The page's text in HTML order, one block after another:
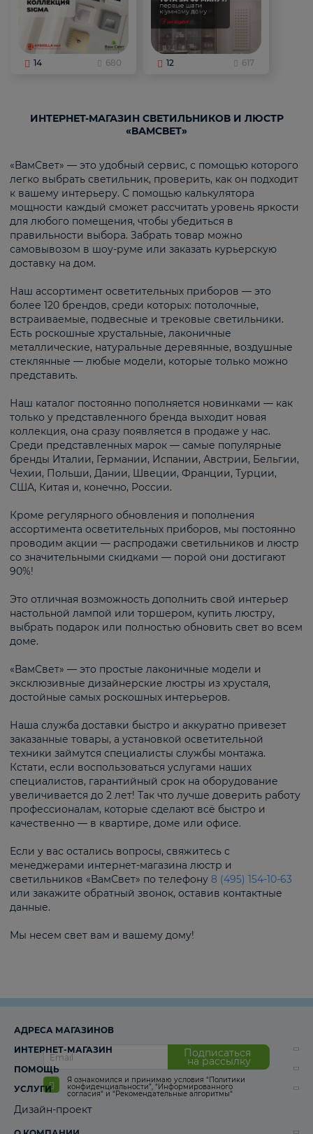
14 680 12 617
ИНТЕРНЕТ-МАГАЗИН СВЕТИЛЬНИКОВ И ЛЮСТР
«ВАМСВЕТ»
«ВамСвет» — это удобный сервис, с помощью которого
легко выбрать светильник, проверить, как он подходит
к вашему интерьеру. С помощью калькулятора
мощности каждый сможет рассчитать уровень яркости
для любого помещения, чтобы убедиться в
правильности выбора. Забрать товар можно
самовывозом в шоу-руме или заказать курьерскую
доставку на дом.
Наш ассортимент осветительных приборов — это
более 120 брендов, среди которых: потолочные,
встраиваемые, подвесные и трековые светильники.
Есть роскошные хрустальные, лаконичные
металлические, натуральные деревянные, воздушные
стеклянные — любые модели, которые только можно
представить.
Наш каталог постоянно пополняется новинками — как
только у представленного бренда выходит новая
коллекция, она сразу появляется в продаже у нас.
Среди представленных марок — самые популярные
бренды Италии, Германии, Испании, Австрии, Бельгии,
Чехии, Польши, Дании, Швеции, Франции, Турции,
США, Китая и, конечно, России.
Кроме регулярного обновления и пополнения
ассортимента осветительных приборов, мы постоянно
проводим акции — распродажи светильников и люстр
со значительными скидками — порой они достигают
90%!
Это отличная возможность дополнить свой интерьер
настольной лампой или торшером, купить люстру,
выбрать подарок или полностью обновить свет во всем
доме.
«ВамСвет» — это простые лаконичные модели и
эксклюзивные дизайнерские люстры из хрусталя,
достойные самых роскошных интерьеров.
Наша служба доставки быстро и аккуратно привезет
заказанные товары, а установкой осветительной
техники займутся специалисты службы монтажа.
Кстати, если воспользоваться услугами наших
специалистов, гарантийный срок на оборудование
увеличивается до 2 лет! Так что лучше доверить работу
профессионалам, которые сделают всё быстро и
качественно — в квартире, доме или офисе.
Если у вас остались вопросы, свяжитесь с
менеджерами интернет-магазина люстр и
светильников «ВамСвет» по телефону 8 (495) 154-10-63
или закажите обратный звонок, оставив контактные
данные.
Мы несем свет вам и вашему дому!
Подписаться
на рассылку
Я ознакомился и принимаю условия “Политики
конфиденциальности”, “Информированного
согласия“ и “Рекомендательные алгоритмы“
АДРЕСА МАГАЗИНОВ
ИНТЕРНЕТ-МАГАЗИН
ПОМОЩЬ
УСЛУГИ
Дизайн-проект